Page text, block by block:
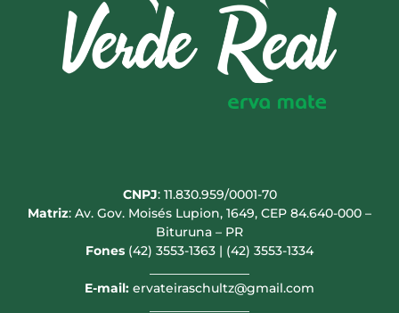
CNPJ: 11.830.959/0001-70
Matriz: Av. Gov. Moisés Lupion, 1649, CEP 84.640-000 –
Bituruna – PR
Fones (42) 3553-1363 | (42) 3553-1334
E-mail: ervateiraschultz@gmail.com